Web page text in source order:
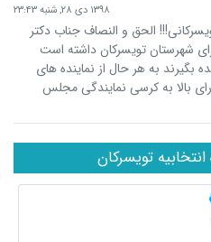
۱۳۹۸ دی ۲۸, شنبه ۲۳:۴۳
الحق و النصاف جناب دکتر
شهرستان تویسرکان داشته است
بگیرند به هر حال از نماینده های
رای بالا به کرسی نمایندگی مجلس
تویسرکان